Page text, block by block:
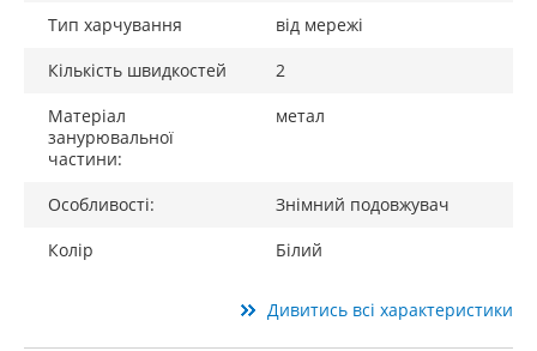
Тип харчування
від мережі
Кількість швидкостей
2
Матеріал
занурювальної
частини:
метал
Особливості:
Знімний подовжувач
Колір
Білий
Дивитись всі характеристики